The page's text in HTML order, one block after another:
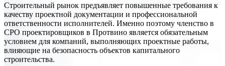
Строительный рынок предъявляет повышенные требования к
качеству проектной документации и профессиональной
ответственности исполнителей. Именно поэтому членство в
СРО проектировщиков в Протвино является обязательным
условием для компаний, выполняющих проектные работы,
влияющие на безопасность объектов капитального
строительства.